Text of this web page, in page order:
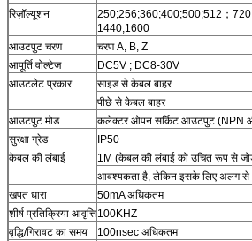
रिज़ॉल्यूशन
250;256;360;400;500;512；
1440;1600
आउटपुट चरण
चरण A, B, Z
आपूर्ति वोल्टेज
DC5V ; DC8-30V
आउटलेट प्रकार
साइड से केबल बाहर
पीछे से केबल बाहर
आउटपुट मोड
कलेक्टर ओपन सर्किट आउटपुट (NPN
सुरक्षा ग्रेड
IP50
केबल की लंबाई
1M (केबल की लंबाई को उचित रूप से
आवश्यकता है, लेकिन इसके लिए अलग से
खपत धारा
50mA अधिकतम
शीर्ष प्रतिक्रिया आवृत्ति100KHZ
वृद्धि/गिरावट का समय
100nsec अधिकतम